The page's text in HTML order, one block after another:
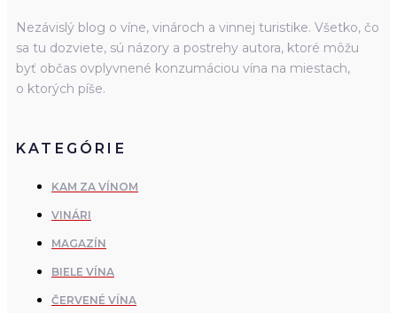
Nezávislý blog o víne, vinároch a vinnej turistike. Všetko, čo
sa tu dozviete, sú názory a postrehy autora, ktoré môžu
byť občas ovplyvnené konzumáciou vína na miestach,
o ktorých píše.
KATEGÓRIE
KAM ZA VÍNOM
VINÁRI
MAGAZÍN
BIELE VÍNA
ČERVENÉ VÍNA